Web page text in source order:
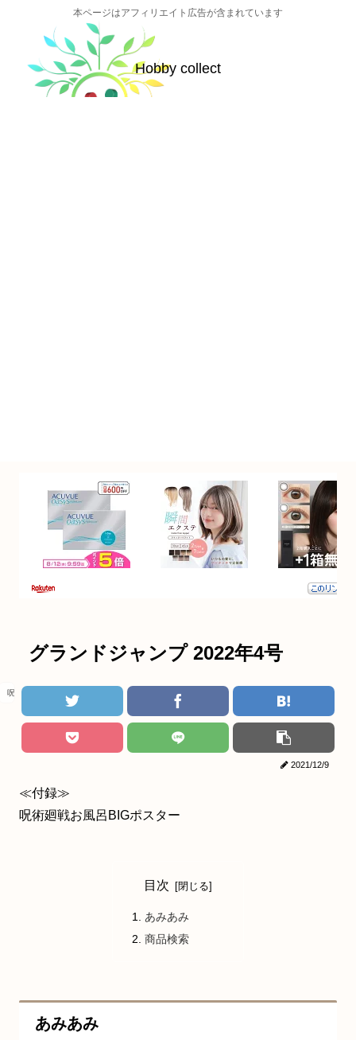
本ページはアフィリエイト広告が含まれています
Hobby collect
グランドジャンプ 2022年4号
呪術廻戦
2021/12/9
≪付録≫
呪術廻戦お風呂BIGポスター
目次
あみあみ
商品検索
あみあみ